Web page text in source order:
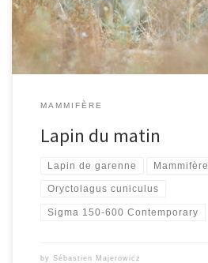
MAMMIFÈRE
Lapin du matin
Lapin de garenne Mammifère
Oryctolagus cuniculus
Sigma 150-600 Contemporary
by Sébastien Majerowicz